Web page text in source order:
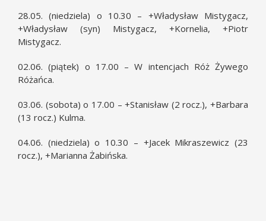
28.05. (niedziela) o 10.30 – +Władysław Mistygacz,
+Władysław (syn) Mistygacz, +Kornelia, +Piotr
Mistygacz.
02.06. (piątek) o 17.00 – W intencjach Róż Żywego
Różańca.
03.06. (sobota) o 17.00 – +Stanisław (2 rocz.), +Barbara
(13 rocz.) Kulma.
04.06. (niedziela) o 10.30 – +Jacek Mikraszewicz (23
rocz.), +Marianna Żabińska.